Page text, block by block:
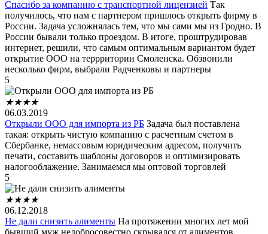
Спасибо за компанию с транспортной лицензией Так
получилось, что нам с партнером пришлось открыть фирму в
России. Задача усложнялась тем, что мы сами мы из Гродно. В
России бывали только проездом. В итоге, проштрудировав
интернет, решили, что самым оптимальным вариантом будет
открытие ООО на террритории Смоленска. Обзвонили
несколько фирм, выбрали Радченковы и партнеры
5
★★★★
06.03.2019
Открыли ООО для импорта из РБ Задача был поставлена
такая: открыть чистую компанию с расчетным счетом в
Сбербанке, немассовым юридическим адресом, получить
печати, составить шаблоны договоров и оптимизировать
налогооблажение. Занимаемся мы оптовой торговлей
5
★★★★
06.12.2018
Не дали снизить алименты На протяжении многих лет мой
бывший муж недобросовестно скрывался от алиментов.